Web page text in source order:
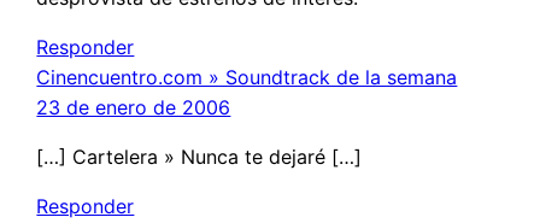
Responder
Cinencuentro.com » Soundtrack de la semana
23 de enero de 2006
[…] Cartelera » Nunca te dejaré […]
Responder